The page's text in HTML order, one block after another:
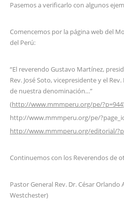
Pasemos a verificarlo con algunos
Comencemos por la página web del
del Perú:
“El reverendo Gustavo Martínez,
Rev. José Soto, vicepresidente y el
de nuestra denominación…”
(http://www.mmmperu.org/pe/?p=944
http://www.mmmperu.org/pe/
http://www.mmmperu.org/editorial/
Continuemos con los Reverendos de
Pastor General Rev. Dr. César Orlando
Westchester)